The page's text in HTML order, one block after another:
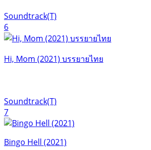
Soundtrack(T)
6
Hi, Mom (2021) บรรยายไทย
Soundtrack(T)
7
Bingo Hell (2021)